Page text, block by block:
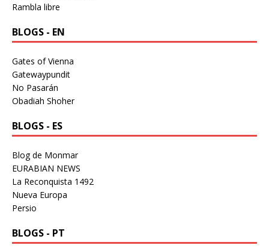
Rambla libre
BLOGS - EN
Gates of Vienna
Gatewaypundit
No Pasarán
Obadiah Shoher
BLOGS - ES
Blog de Monmar
EURABIAN NEWS
La Reconquista 1492
Nueva Europa
Persio
BLOGS - PT